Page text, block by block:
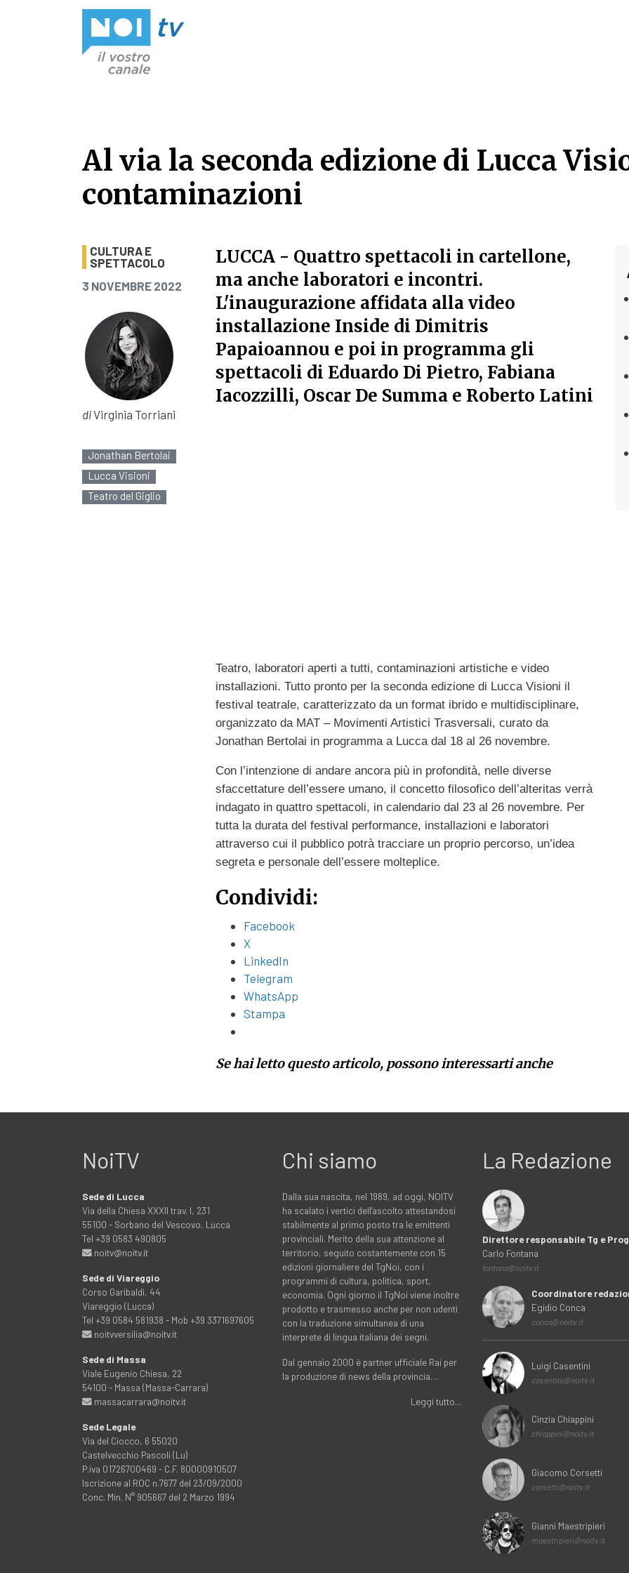
Al via la seconda edizione di Lucca
contaminazioni
Al via la seconda edizione di Lucca
CULTURA E
SPETTACOLO
PUBBLICATO IL
3 NOVEMBRE 2022
diVirginia Torriani
Jonathan Bertolai
Lucca Visioni
Teatro del Giglio
LUCCA - Quattro spettacoli in cartellone,
ma anche laboratori e incontri.
L'inaugurazione affidata alla video
installazione Inside di Dimitris
Papaioannou e poi in programma gli
spettacoli di Eduardo Di Pietro, Fabiana
Iacozzilli, Oscar De Summa e Roberto Latini
Teatro, laboratori aperti a tutti, contaminazioni artistiche e video
installazioni. Tutto pronto per la seconda edizione di Lucca Visioni il
festival teatrale, caratterizzato da un format ibrido e multidisciplinare,
organizzato da MAT – Movimenti Artistici Trasversali, curato da
Jonathan Bertolai in programma a Lucca dal 18 al 26 novembre.
Con l’intenzione di andare ancora più in profondità, nelle diverse
sfaccettature dell’essere umano, il concetto filosofico dell’alteritas verrà
indagato in quattro spettacoli, in calendario dal 23 al 26 novembre. Per
tutta la durata del festival performance, installazioni e laboratori
attraverso cui il pubblico potrà tracciare un proprio percorso, un’idea
segreta e personale dell’essere molteplice.
Condividi:
Facebook
X
LinkedIn
Telegram
WhatsApp
Stampa
Se hai letto questo articolo, possono interessarti anche
NoiTV
Sede di Lucca
Via della Chiesa XXXII trav. I, 231
55100 - Sorbano del Vescovo, Lucca
Tel +39 0583 490805
noitv@noitv.it
Sede di Viareggio
Corso Garibaldi, 44
Viareggio (Lucca)
Tel +39 0584 581938 - Mob +39 3371697605
noitvversilia@noitv.it
Sede di Massa
Viale Eugenio Chiesa, 22
54100 - Massa (Massa-Carrara)
massacarrara@noitv.it
Sede Legale
Via del Ciocco, 6 55020
Castelvecchio Pascoli (Lu)
P.iva 01726700469 - C.F. 80000910507
Iscrizione al ROC n.7677 del 23/09/2000
Conc. Min. N° 905667 del 2 Marzo 1994
Chi siamo
Dalla sua nascita, nel 1989, ad oggi, NOITV
ha scalato i vertici dell'ascolto attestandosi
stabilmente al primo posto tra le emittenti
provinciali. Merito della sua attenzione al
territorio, seguito costantemente con 15
edizioni giornaliere del TgNoi, con i
programmi di cultura, politica, sport,
economia. Ogni giorno il TgNoi viene inoltre
prodotto e trasmesso anche per non udenti
con la traduzione simultanea di una
interprete di lingua italiana dei segni.
Dal gennaio 2000 è partner ufficiale Rai per
la produzione di news della provincia…
Leggi tutto...
La Redazione
Direttore responsabile Tg e
Carlo Fontana
fontana@noitv.it
Coordinatore
Egidio Conca
conca@noitv.it
Luigi Casentini
casentini@noitv.it
Cinzia Chiappini
chiappini@noitv.it
Giacomo Corsetti
corsetti@noitv.it
Gianni Maestripieri
maestripieri@noitv.it